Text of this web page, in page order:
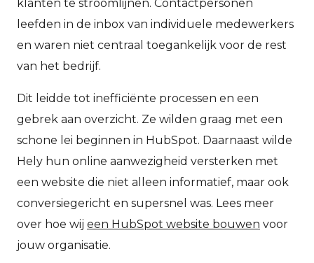
klanten te stroomlijnen. Contactpersonen
leefden in de inbox van individuele medewerkers
en waren niet centraal toegankelijk voor de rest
van het bedrijf.
Dit leidde tot inefficiënte processen en een
gebrek aan overzicht. Ze wilden graag met een
schone lei beginnen in HubSpot. Daarnaast wilde
Hely hun online aanwezigheid versterken met
een website die niet alleen informatief, maar ook
conversiegericht en supersnel was. Lees meer
over hoe wij een HubSpot website bouwen voor
jouw organisatie.